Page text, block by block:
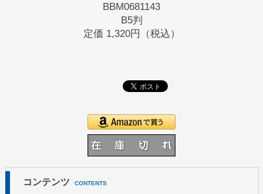
BBM0681143
B5判
定価 1,320円（税込）
コンテンツ CONTENTS